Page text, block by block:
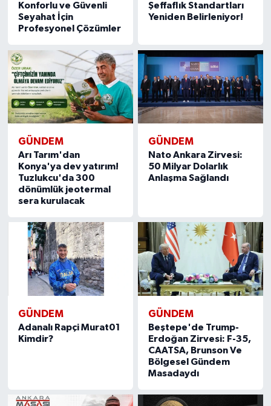
Konforlu ve Güvenli
Seyahat İçin
Profesyonel Çözümler
Şeffaflık Standartları
Yeniden Belirleniyor!
GÜNDEM
Arı Tarım'dan
Konya'ya dev yatırım!
Tuzlukcu'da 300
dönümlük jeotermal
sera kurulacak
GÜNDEM
Nato Ankara Zirvesi:
50 Milyar Dolarlık
Anlaşma Sağlandı
GÜNDEM
Adanalı Rapçi Murat01
Kimdir?
GÜNDEM
Beştepe'de Trump-
Erdoğan Zirvesi: F-35,
CAATSA, Brunson Ve
Bölgesel Gündem
Masadaydı